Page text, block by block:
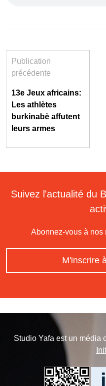
Publication
précédente
13e Jeux africains:
Les athlètes
burkinabè affutent
leurs armes
Suivez l'actualité du
Abonnez-vous à nos
M'inscrire
Studio Yafa est un média